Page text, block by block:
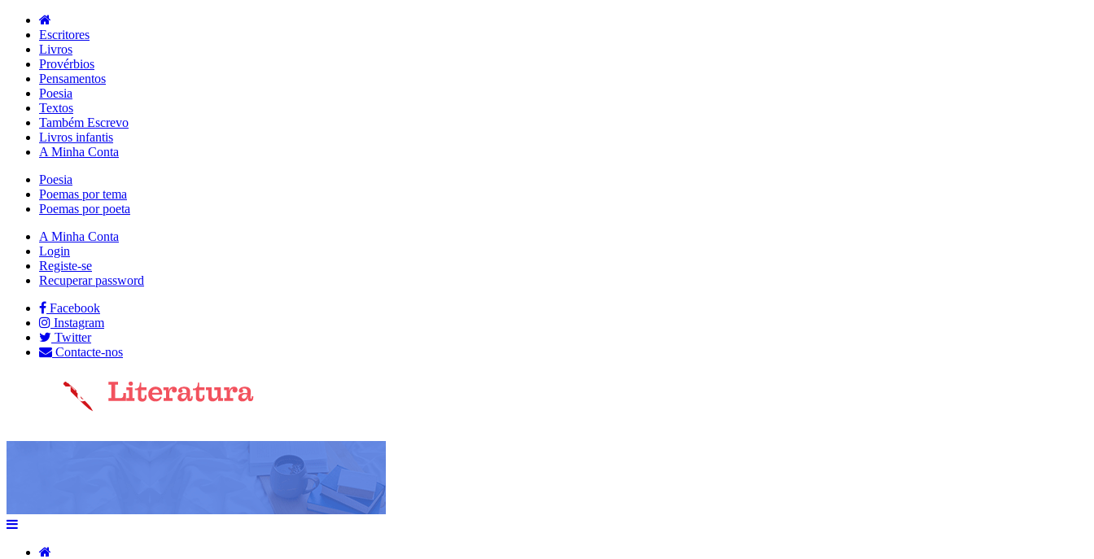
Escritores
Livros
Provérbios
Pensamentos
Poesia
Textos
Também Escrevo
Livros infantis
A Minha Conta
Poesia
Poemas por tema
Poemas por poeta
A Minha Conta
Login
Registe-se
Recuperar password
Facebook
Instagram
Twitter
Contacte-nos